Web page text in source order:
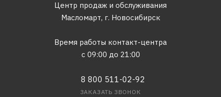
Центр продаж и обслуживания
Масломарт, г. Новосибирск
Время работы контакт-центра
с 09:00 до 21:00
8 800 511-02-92
ЗАКАЗАТЬ ЗВОНОК